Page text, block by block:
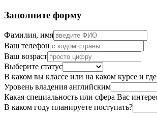
Заполните форму
Фамилия, имя
Ваш телефон
Ваш возраст
Выберите статус
В каком вы классе или на каком курсе и
Уровень владения английским
Какая специальность или сфера Вас
В каком году планируете поступать?